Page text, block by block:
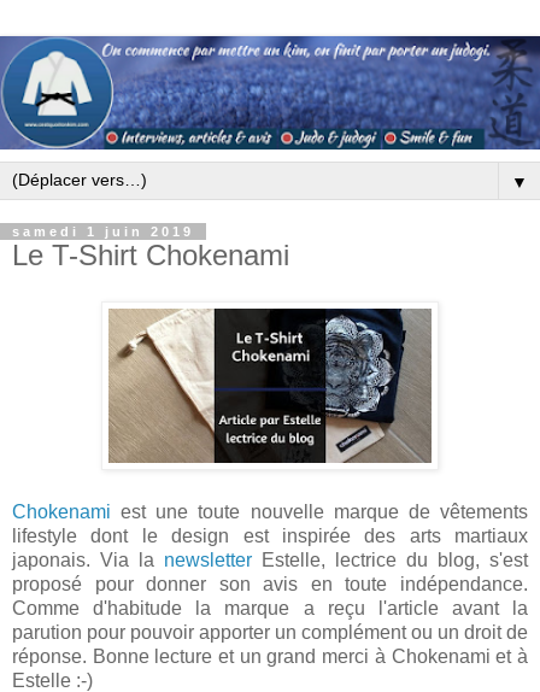
▼
samedi 1 juin 2019
Le T-Shirt Chokenami
Chokenami est une toute nouvelle marque de vêtements
lifestyle dont le design est inspirée des arts martiaux
japonais. Via la newsletter Estelle, lectrice du blog, s'est
proposé pour donner son avis en toute indépendance.
Comme d'habitude la marque a reçu l'article avant la
parution pour pouvoir apporter un complément ou un droit de
réponse. Bonne lecture et un grand merci à Chokenami et à
Estelle :-)